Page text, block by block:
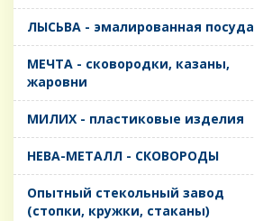
ЛЫСЬВА - эмалированная посуда
МЕЧТА - сковородки, казаны,
жаровни
МИЛИХ - пластиковые изделия
НЕВА-МЕТАЛЛ - СКОВОРОДЫ
Опытный стекольный завод
(стопки, кружки, стаканы)